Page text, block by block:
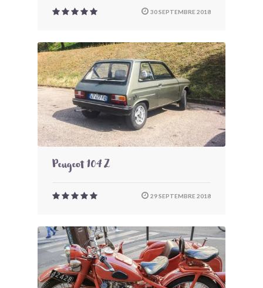
30 SEPTEMBRE 2018
Peugeot 104 Z
29 SEPTEMBRE 2018